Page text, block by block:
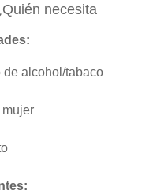
necesita
de alcohol/tabaco
mujer